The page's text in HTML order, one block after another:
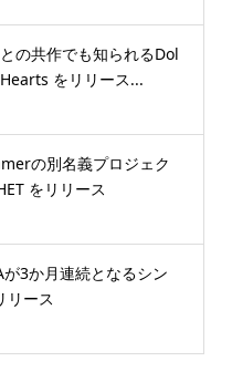
の共作でも知られるDol
をリリース...
の別名義プロジェク
をリリース
3か月連続となるシン
リース